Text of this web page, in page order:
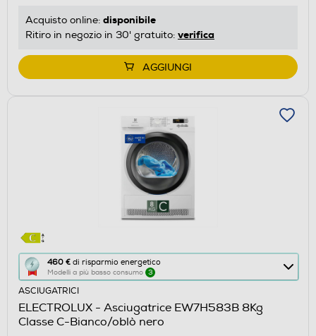
energetico
di
Youreko.
Acquisto online: disponibile
Ritiro in negozio in 30' gratuito: verifica
AGGIUNGI
460 € di risparmio energetico
Modelli a più basso consumo 3
Questa
azione
aprirà
il
Calcolatore
ASCIUGATRICI
ELECTROLUX - Asciugatrice EW7H583B 8Kg
Classe C-Bianco/oblò nero